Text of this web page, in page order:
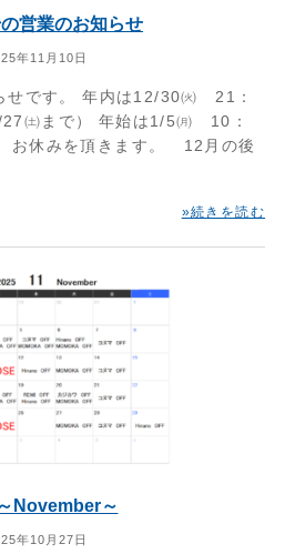
営業のお知らせ
年11月10日
せです。 年内は12/30㈫ 21：
㈯まで） 年始は1/5㈪ 10：
休みを頂きます。 12月の後
»続きを読む
November～
年10月27日